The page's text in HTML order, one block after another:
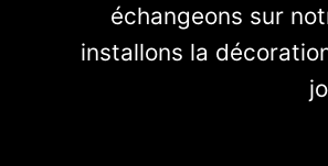
échangeons sur
installons la